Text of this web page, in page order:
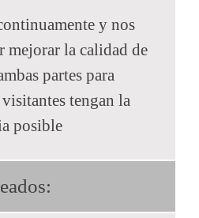
y nos
mejorar la calidad de
partes para
tengan la
posible